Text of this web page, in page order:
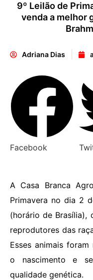
9º Leilão de
venda a melhor
Adriana Dias
Facebook
A Casa Branca
Primavera no dia 2
(horário de Brasília),
reprodutores das
Esses animais
o nascimento e
qualidade genética.